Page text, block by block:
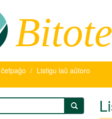
Listigu laŭ aŭtoro